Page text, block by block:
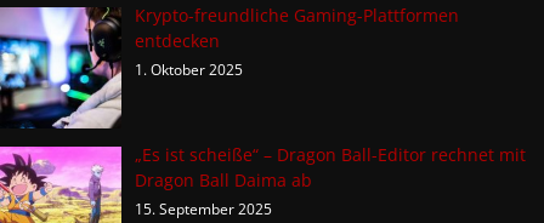
Krypto-freundliche Gaming-Plattformen
entdecken
1. Oktober 2025
„Es ist scheiße“ – Dragon Ball-Editor rechnet mit
Dragon Ball Daima ab
15. September 2025